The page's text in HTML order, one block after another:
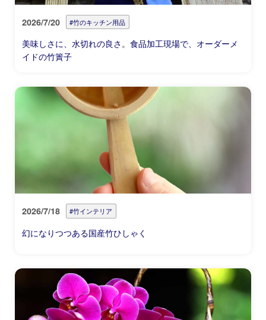
2026/7/20 #竹のキッチン用品
美味しさに、水切れの良さ。食品加工現場で、オーダーメ
イドの竹簀子
2026/7/18 #竹インテリア
幻になりつつある国産竹ひしゃく